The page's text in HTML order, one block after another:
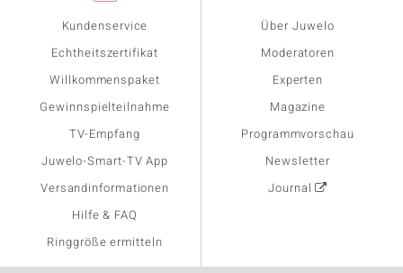
Kundenservice
Echtheitszertifikat
Willkommenspaket
Gewinnspielteilnahme
TV-Empfang
Juwelo-Smart-TV App
Versandinformationen
Hilfe & FAQ
Ringgröße ermitteln
Über Juwelo
Moderatoren
Experten
Magazine
Programmvorschau
Newsletter
Journal